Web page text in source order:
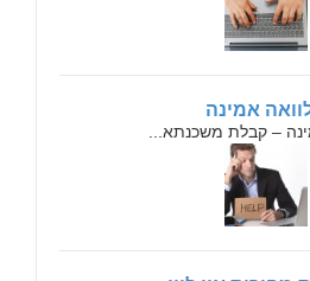
אמינה
– קבלת משכנתא...